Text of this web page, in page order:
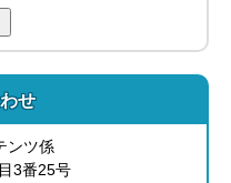
せ
ンツ係
3番25号